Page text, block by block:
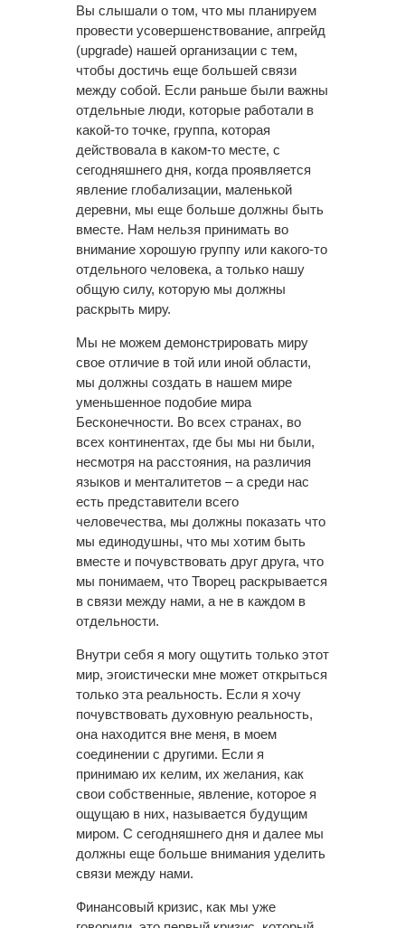
Вы слышали о том, что мы планируем
провести усовершенствование, апгрейд
(upgrade) нашей организации с тем,
чтобы достичь еще большей связи
между собой. Если раньше были важны
отдельные люди, которые работали в
какой-то точке, группа, которая
действовала в каком-то месте, с
сегодняшнего дня, когда проявляется
явление глобализации, маленькой
деревни, мы еще больше должны быть
вместе. Нам нельзя принимать во
внимание хорошую группу или какого-то
отдельного человека, а только нашу
общую силу, которую мы должны
раскрыть миру.
Мы не можем демонстрировать миру
свое отличие в той или иной области,
мы должны создать в нашем мире
уменьшенное подобие мира
Бесконечности. Во всех странах, во
всех континентах, где бы мы ни были,
несмотря на расстояния, на различия
языков и менталитетов – а среди нас
есть представители всего
человечества, мы должны показать что
мы единодушны, что мы хотим быть
вместе и почувствовать друг друга, что
мы понимаем, что Творец раскрывается
в связи между нами, а не в каждом в
отдельности.
Внутри себя я могу ощутить только этот
мир, эгоистически мне может открыться
только эта реальность. Если я хочу
почувствовать духовную реальность,
она находится вне меня, в моем
соединении с другими. Если я
принимаю их келим, их желания, как
свои собственные, явление, которое я
ощущаю в них, называется будущим
миром. С сегодняшнего дня и далее мы
должны еще больше внимания уделить
связи между нами.
Финансовый кризис, как мы уже